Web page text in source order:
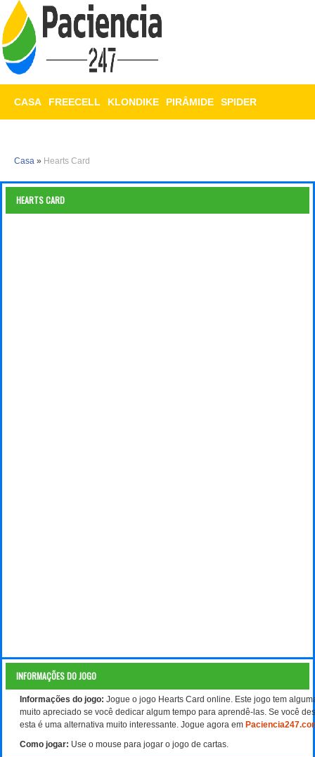
CASA FREECELL KLONDIKE PIRÂMIDE SPIDER
Casa » Hearts Card
HEARTS CARD
INFORMAÇÕES DO JOGO
Informações do jogo: Jogue o jogo Hearts Card online. Este jogo tem
muito apreciado se você dedicar algum tempo para aprendê-las. Se você
esta é uma alternativa muito interessante. Jogue agora em
Como jogar: Use o mouse para jogar o jogo de cartas.